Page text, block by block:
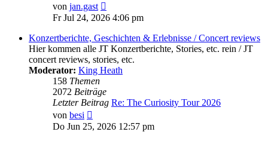
von jan.gast
Beitrag
Fr Jul 24, 2026 4:06 pm
Konzertberichte, Geschichten & Erlebnisse / Concert reviews
Hier kommen alle JT Konzertberichte, Stories, etc. rein / JT
concert reviews, stories, etc.
Moderator: King Heath
158 Themen
2072 Beiträge
Letzter Beitrag Re: The Curiosity Tour 2026
von besi
Beitrag
Do Jun 25, 2026 12:57 pm